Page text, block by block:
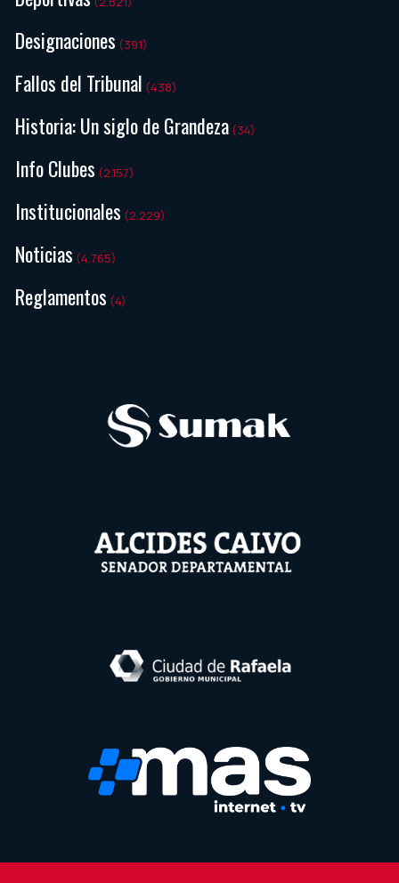
Designaciones (391)
Fallos del Tribunal (438)
Historia: Un siglo de Grandeza (34)
Info Clubes (2.157)
Institucionales (2.229)
Noticias (4.765)
Reglamentos (4)